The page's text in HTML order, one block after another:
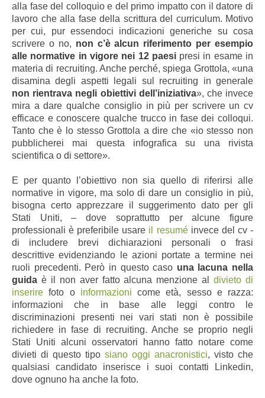
alla fase del colloquio e del primo impatto con il datore di
lavoro che alla fase della scrittura del curriculum. Motivo
per cui, pur essendoci indicazioni generiche su cosa
scrivere o no, non c’è alcun riferimento per esempio
alle normative in vigore nei 12 paesi presi in esame in
materia di recruiting. Anche perché, spiega Grottola, «una
disamina degli aspetti legali sul recruiting in generale
non rientrava negli obiettivi dell’iniziativa», che invece
mira a dare qualche consiglio in più per scrivere un cv
efficace e conoscere qualche trucco in fase dei colloqui.
Tanto che è lo stesso Grottola a dire che «io stesso non
pubblicherei mai questa infografica su una rivista
scientifica o di settore».
E per quanto l’obiettivo non sia quello di riferirsi alle
normative in vigore, ma solo di dare un consiglio in più,
bisogna certo apprezzare il suggerimento dato per gli
Stati Uniti, – dove soprattutto per alcune figure
professionali è preferibile usare il resuméinvece del cv -
di includere brevi dichiarazioni personali o frasi
descrittive evidenziando le azioni portate a termine nei
ruoli precedenti. Però in questo caso una lacuna nella
guida è il non aver fatto alcuna menzione aldivieto di
inserire foto o informazioni come età, sesso e razza:
informazioni che in base alle leggi contro le
discriminazioni presenti nei vari stati non è possibile
richiedere in fase di recruiting. Anche se proprio negli
Stati Uniti alcuni osservatori hanno fatto notare come
divieti di questo tipo siano oggi anacronistici, visto che
qualsiasi candidato inserisce i suoi contatti Linkedin,
dove ognuno ha anche la foto.